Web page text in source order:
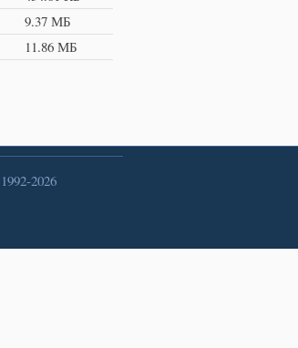
9.37 МБ
11.86 МБ
2026